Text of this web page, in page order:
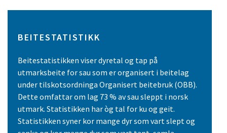
BEITESTATISTIKK
Beitestatistikken viser dyretal og tap på
utmarksbeite for sau som er organisert i beitelag
under tilskotsordninga Organisert beitebruk (OBB).
Dette omfattar om lag 73 % av sau sleppt i norsk
utmark. Statistikken har òg tal for ku og geit.
Statistikken syner kor mange dyr som vart slept og